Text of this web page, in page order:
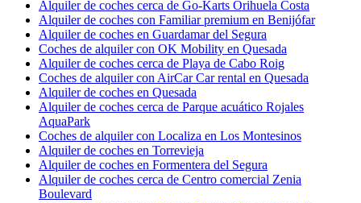
Alquiler de coches cerca de Go-Karts Orihuela Costa
Alquiler de coches con Familiar premium en Benijófar
Alquiler de coches en Guardamar del Segura
Coches de alquiler con OK Mobility en Quesada
Alquiler de coches cerca de Playa de Cabo Roig
Coches de alquiler con AirCar Car rental en Quesada
Alquiler de coches en Quesada
Alquiler de coches cerca de Parque acuático Rojales
AquaPark
Coches de alquiler con Localiza en Los Montesinos
Alquiler de coches en Torrevieja
Alquiler de coches en Formentera del Segura
Alquiler de coches cerca de Centro comercial Zenia
Boulevard